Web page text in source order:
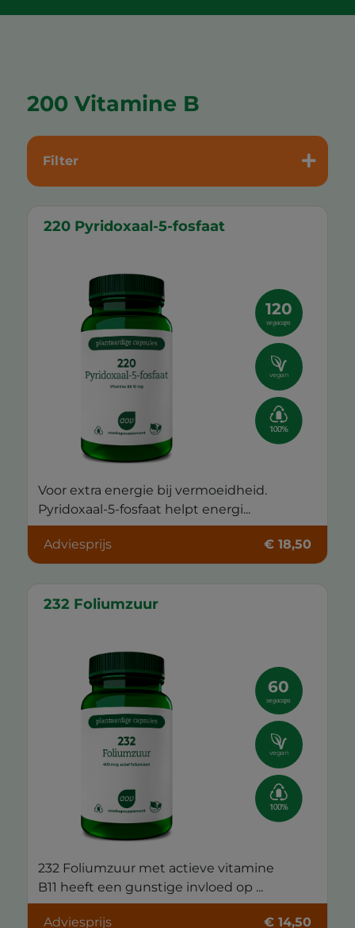
200 Vitamine B
Filter
220 Pyridoxaal-5-fosfaat
120
vegacaps
vegan
Voor extra energie bij vermoeidheid.
Pyridoxaal-5-fosfaat helpt energi...
Adviesprijs € 18,50
232 Foliumzuur
60
vegacaps
vegan
232 Foliumzuur met actieve vitamine
B11 heeft een gunstige invloed op ...
Adviesprijs € 14,50